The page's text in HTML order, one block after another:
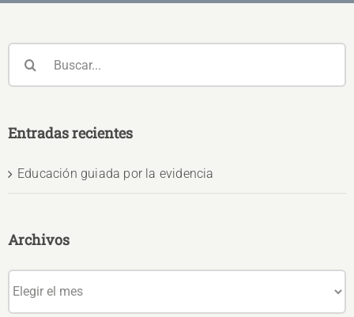
Entradas recientes
Educación guiada por la evidencia
Archivos